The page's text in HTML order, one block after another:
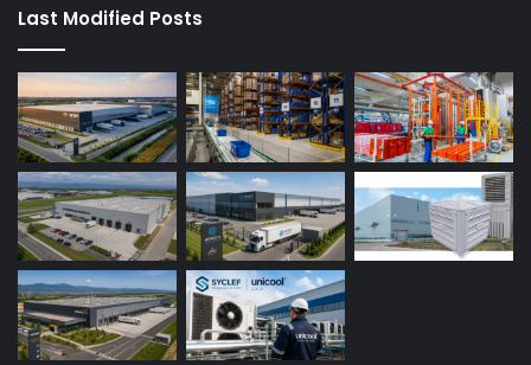
Last Modified Posts